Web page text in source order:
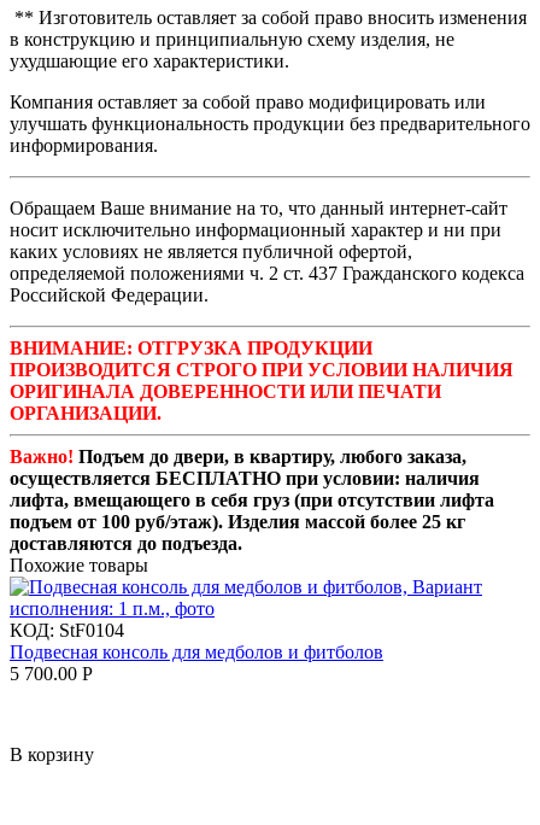
** Изготовитель оставляет за собой право вносить изменения
в конструкцию и принципиальную схему изделия, не
ухудшающие его характеристики.
Компания оставляет за собой право модифицировать или
улучшать функциональность продукции без предварительного
информирования.
Обращаем Ваше внимание на то, что данный интернет-сайт
носит исключительно информационный характер и ни при
каких условиях не является публичной офертой,
определяемой положениями ч. 2 ст. 437 Гражданского кодекса
Российской Федерации.
ВНИМАНИЕ: ОТГРУЗКА ПРОДУКЦИИ
ПРОИЗВОДИТСЯ СТРОГО ПРИ УСЛОВИИ НАЛИЧИЯ
ОРИГИНАЛА ДОВЕРЕННОСТИ ИЛИ ПЕЧАТИ
ОРГАНИЗАЦИИ.
Важно! Подъем до двери, в квартиру, любого заказа,
осуществляется БЕСПЛАТНО при условии: наличия
лифта, вмещающего в себя груз (при отсутствии лифта
подъем от 100 руб/этаж). Изделия массой более 25 кг
доставляются до подъезда.
Похожие товары
КОД: StF0104
Подвесная консоль для медболов и фитболов
5 700.00 Р
В корзину